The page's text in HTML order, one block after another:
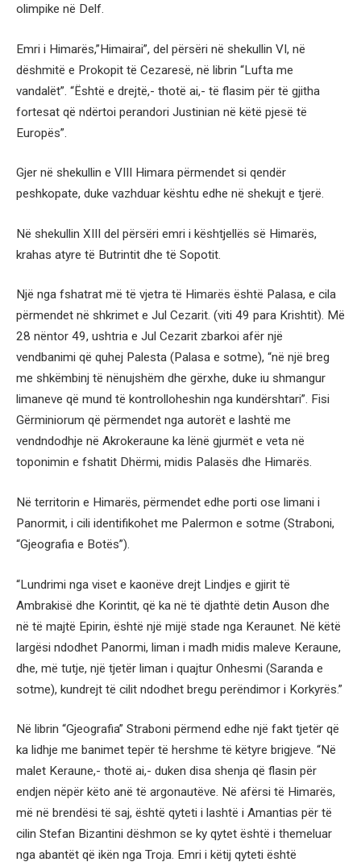
olimpike në Delf.
Emri i Himarës,”Himairai”, del përsëri në shekullin VI, në
dëshmitë e Prokopit të Cezaresë, në librin “Lufta me
vandalët”. “Është e drejtë,- thotë ai,- të flasim për të gjitha
fortesat që ndërtoi perandori Justinian në këtë pjesë të
Europës”.
Gjer në shekullin e VIII Himara përmendet si qendër
peshkopate, duke vazhduar kështu edhe në shekujt e tjerë.
Në shekullin XIII del përsëri emri i kështjellës së Himarës,
krahas atyre të Butrintit dhe të Sopotit.
Një nga fshatrat më të vjetra të Himarës është Palasa, e cila
përmendet në shkrimet e Jul Cezarit. (viti 49 para Krishtit). Më
28 nëntor 49, ushtria e Jul Cezarit zbarkoi afër një
vendbanimi që quhej Palesta (Palasa e sotme), “në një breg
me shkëmbinj të nënujshëm dhe gërxhe, duke iu shmangur
limaneve që mund të kontrolloheshin nga kundërshtari”. Fisi
Gërminiorum që përmendet nga autorët e lashtë me
vendndodhje në Akrokeraune ka lënë gjurmët e veta në
toponimin e fshatit Dhërmi, midis Palasës dhe Himarës.
Në territorin e Himarës, përmendet edhe porti ose limani i
Panormit, i cili identifikohet me Palermon e sotme (Straboni,
“Gjeografia e Botës”).
“Lundrimi nga viset e kaonëve drejt Lindjes e gjirit të
Ambrakisë dhe Korintit, që ka në të djathtë detin Auson dhe
në të majtë Epirin, është një mijë stade nga Keraunet. Në këtë
largësi ndodhet Panormi, liman i madh midis maleve Keraune,
dhe, më tutje, një tjetër liman i quajtur Onhesmi (Saranda e
sotme), kundrejt të cilit ndodhet bregu perëndimor i Korkyrës.”
Në librin “Gjeografia” Straboni përmend edhe një fakt tjetër që
ka lidhje me banimet tepër të hershme të këtyre brigjeve. “Në
malet Keraune,- thotë ai,- duken disa shenja që flasin për
endjen nëpër këto anë të argonautëve. Në afërsi të Himarës,
më në brendësi të saj, është qyteti i lashtë i Amantias për të
cilin Stefan Bizantini dëshmon se ky qytet është i themeluar
nga abantët që ikën nga Troja. Emri i këtij qyteti është